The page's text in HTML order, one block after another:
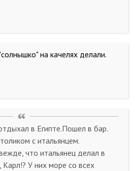
на качелях делали.
в Египте.Пошел в бар.
с итальянцем.
что итальянец делал в
У них море со всех